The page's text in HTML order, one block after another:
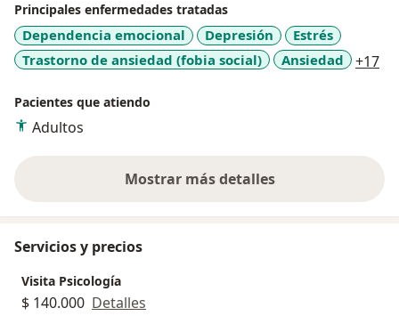
Principales enfermedades tratadas
Dependencia emocional Depresión
Estrés
Trastorno de ansiedad (fobia social)
Ansiedad +17
Pacientes que atiendo
Adultos
Mostrar más detalles
sobre la experiencia
Servicios y precios
Visita Psicología
$ 140.000 Detalles